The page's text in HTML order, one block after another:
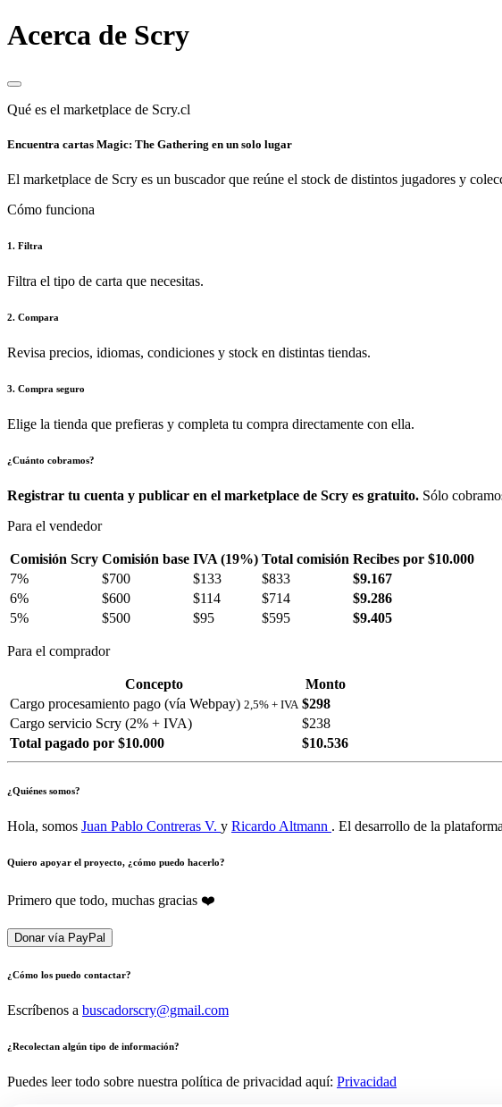
Acerca de Scry
Qué es el marketplace de Scry.cl
Encuentra cartas Magic: The Gathering en un solo lugar
El marketplace de Scry es un buscador que reúne el stock de distintos jugadores y
Cómo funciona
1. Filtra
Filtra el tipo de carta que necesitas.
2. Compara
Revisa precios, idiomas, condiciones y stock en distintas tiendas.
3. Compra seguro
Elige la tienda que prefieras y completa tu compra directamente con ella.
¿Cuánto cobramos?
Registrar tu cuenta y publicar en el marketplace de Scry es gratuito. Sólo
Para el vendedor
Comisión Scry Comisión base IVA (19%) Total comisión Recibes por $10.000
7%
$700 $133 $833
$9.167
6%
$600 $114 $714
$9.286
5%
$500 $95 $595 $9.405
Para el comprador
Concepto
Monto
Cargo procesamiento pago (vía Webpay) 2,5% + IVA $298
Cargo servicio Scry (2% + IVA)
$238
Total pagado por $10.000
$10.536
¿Quiénes somos?
Hola, somos Juan Pablo Contreras V. y Ricardo Altmann . El desarrollo de la
Quiero apoyar el proyecto, ¿cómo puedo hacerlo?
Primero que todo, muchas gracias ❤️
Donar vía PayPal
¿Cómo los puedo contactar?
Escríbenos a buscadorscry@gmail.com
¿Recolectan algún tipo de información?
Puedes leer todo sobre nuestra política de privacidad aquí: Privacidad